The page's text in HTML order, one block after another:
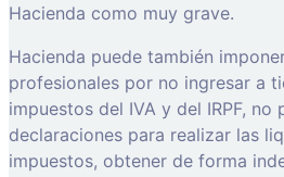
Hacienda como muy grave.
Hacienda puede también
profesionales por no ingresar a
impuestos del IVA y del IRPF, no
declaraciones para realizar las
impuestos, obtener de forma